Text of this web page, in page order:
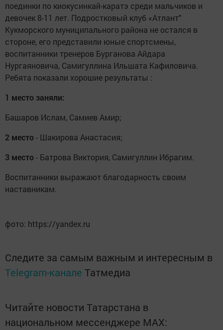
поединки по киокусинкай-каратэ среди мальчиков и
девочек 8-11 лет. Подростковый клуб «Атлант"
Кукморского муниципального района не остался в
стороне, его представили юные спортсмены,
воспитанники тренеров Бурганова Айдара
Нургаяновича, Самигуллина Ильшата Кафиловича.
Ребята показали хорошие результаты :
1 место заняли:
Башаров Ислам, Самиев Амир;
2 место- Шакирова Анастасия;
3 место- Батрова Виктория, Самигуллин Ибрагим.
Воспитанники выражают благодарность своим
наставникам.
фото: https://yandex.ru
Следите за самым важным и интересным в
Telegram-канале Татмедиа
Читайте новости Татарстана в
национальном мессенджере MАХ: